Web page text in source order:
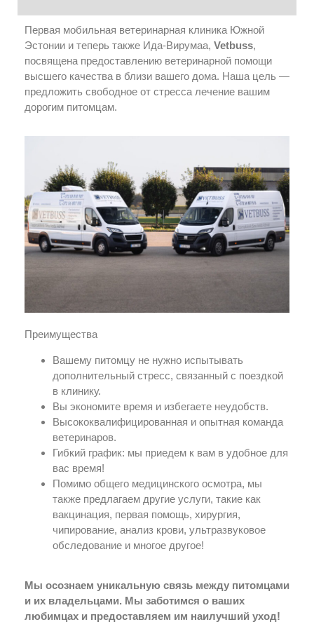
Первая мобильная ветеринарная клиника Южной
Эстонии и теперь также Ида-Вирумаа, Vetbuss,
посвящена предоставлению ветеринарной помощи
высшего качества в близи вашего дома. Наша цель —
предложить свободное от стресса лечение вашим
дорогим питомцам.
Преимущества
Вашему питомцу не нужно испытывать
дополнительный стресс, связанный с поездкой
в клинику.
Вы экономите время и избегаете неудобств.
Высококвалифицированная и опытная команда
ветеринаров.
Гибкий график: мы приедем к вам в удобное для
вас время!
Помимо общего медицинского осмотра, мы
также предлагаем другие услуги, такие как
вакцинация, первая помощь, хирургия,
чипирование, анализ крови, ультразвуковое
обследование и многое другое!
Мы осознаем уникальную связь между питомцами
и их владельцами. Мы заботимся о ваших
любимцах и предоставляем им наилучший уход!